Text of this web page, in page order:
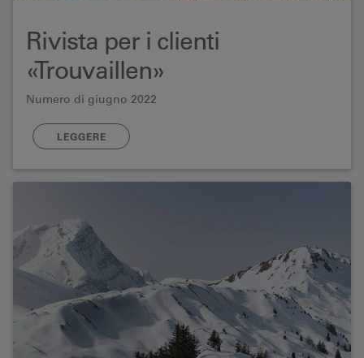
Rivista per i clienti
«Trouvaillen»
Numero di giugno 2022
LEGGERE